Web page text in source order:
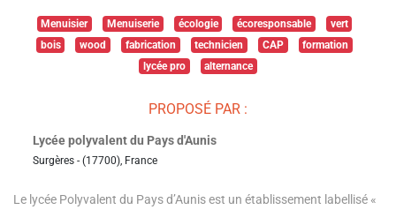
Menuisier Menuiserie écologie écoresponsable
vert
bois
wood fabrication technicien CAP
formation
lycée pro
alternance
PROPOSÉ PAR :
Lycée polyvalent du Pays d'Aunis
Surgères - (17700), France
Le lycée Polyvalent du Pays d’Aunis est un établissement labellisé «